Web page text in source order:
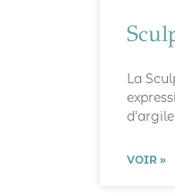
La
VOIR »